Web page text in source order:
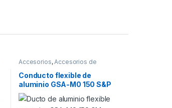
Accesorios, Accesorios de
Conducto flexible de
aluminio GSA-M0 150 S&P